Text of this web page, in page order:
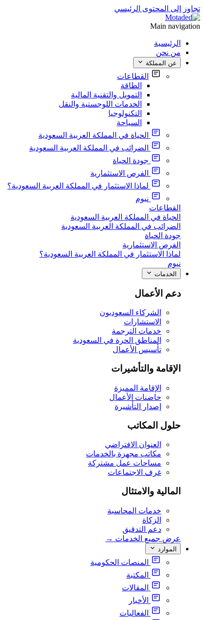
تجاوز إلى المحتوى الرئيسي
Main navigation
الرئيسية
من نحن
عن المملكة
القطاعات
الطاقة
التمويل والتقنية المالية
الخدمات اللوجستية والنقل
التكنولوجيا
السياحة
الحياة في المملكة العربية السعودية
الضرائب في المملكة العربية السعودية
جودة الحياة
الفرص الاستثمارية
لماذا الاستثمار في المملكة العربية السعودية؟
نيوم
القطاعات
الحياة في المملكة العربية السعودية
الضرائب في المملكة العربية السعودية
جودة الحياة
الفرص الاستثمارية
لماذا الاستثمار في المملكة العربية السعودية؟
نيوم
الخدمات
دعم الأعمال
الشركاء السعوديون
الاستشارات
خدمات الترجمة
المناطق الحرة في السعودية
تأسيس الأعمال
الإقامة والتأشيرات
الإقامة المميزة
حاضنات الأعمال
إصدار التأشيرة
حلول المكاتب
العنوان الافتراضي
مكاتب مجهزة بالخدمات
مساحات عمل مشتركة
غرف الاجتماعات
المالية والامتثال
خدمات المحاسبة
الزكاة
دعم التدقيق
عرض جميع الخدمات →
الموارد
المنصات الحكومية
المكتبة
المقالات
الأخبار
الفعاليات